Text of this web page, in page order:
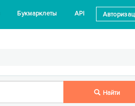
Букмарклеты API
Найти